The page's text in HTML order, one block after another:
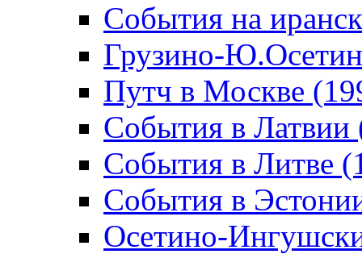
События на
Грузино-
Путч в Москве
События в Латвии
События в Литве
События в
Осетино-